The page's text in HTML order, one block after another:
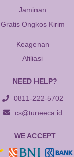
Jaminan
Gratis Ongkos Kirim
Keagenan
Afiliasi
NEED HELP?
0811-222-5702
cs@tuneeca.id
WE ACCEPT